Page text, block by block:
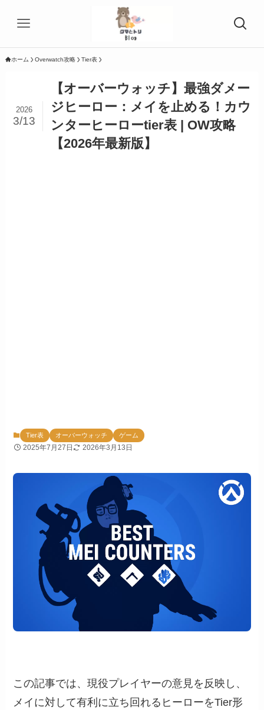
ホーム Overwatch攻略 Tier表
【オーバーウォッチ】最強ダメー
ジヒーロー：メイを止める！カウ
ンターヒーローtier表 | OW攻略
【2026年最新版】
2026
3/13
Tier表 オーバーウォッチ ゲーム
2025年7月27日 2026年3月13日
この記事では、現役プレイヤーの意見を反映し、
メイに対して有利に立ち回れるヒーローをTier形